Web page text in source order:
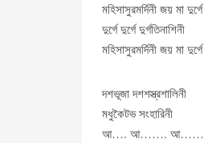
মহিসাসুরমর্দিনী জয় মা দুর্গে
দুর্গে দুর্গে দুর্গতিনাশিনী
মহিসাসুরমর্দিনী জয় মা দুর্গে
দশভূজা দশশস্ত্রশালিনী
মধুকৈটভ সংহারিনী
আ…. আ……. আ……